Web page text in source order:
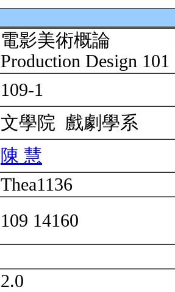
電影美術概論
Production Design 101
109-1
文學院 戲劇學系
陳 慧
Thea1136
109 14160
2.0